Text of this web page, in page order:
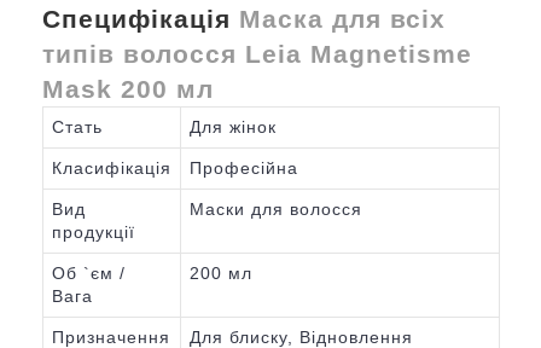
Специфікація Маска для всіх
типів волосся Leia Magnetisme
Mask 200 мл
Стать Для жінок
Класифікація Професійна
Вид
продукції
Маски для волосся
Об `єм /
Вага
200 мл
Призначення
Для блиску, Відновлення